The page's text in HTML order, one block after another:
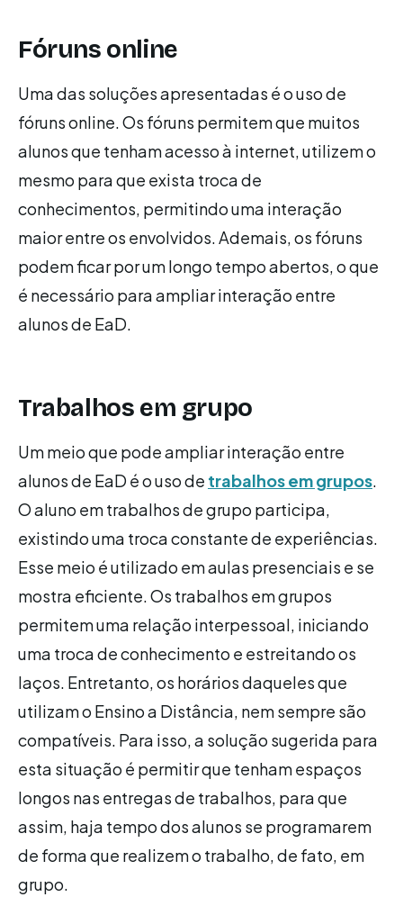
Fóruns online
Uma das soluções apresentadas é o uso de
fóruns online. Os fóruns permitem que muitos
alunos que tenham acesso à internet, utilizem o
mesmo para que exista troca de
conhecimentos, permitindo uma interação
maior entre os envolvidos. Ademais, os fóruns
podem ficar por um longo tempo abertos, o que
é necessário para ampliar interação entre
alunos de EaD.
Trabalhos em grupo
Um meio que pode ampliar interação entre
alunos de EaD é o uso de trabalhos em grupos.
O aluno em trabalhos de grupo participa,
existindo uma troca constante de experiências.
Esse meio é utilizado em aulas presenciais e se
mostra eficiente. Os trabalhos em grupos
permitem uma relação interpessoal, iniciando
uma troca de conhecimento e estreitando os
laços. Entretanto, os horários daqueles que
utilizam o Ensino a Distância, nem sempre são
compatíveis. Para isso, a solução sugerida para
esta situação é permitir que tenham espaços
longos nas entregas de trabalhos, para que
assim, haja tempo dos alunos se programarem
de forma que realizem o trabalho, de fato, em
grupo.